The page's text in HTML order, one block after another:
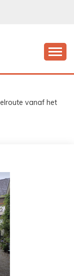
vanaf het